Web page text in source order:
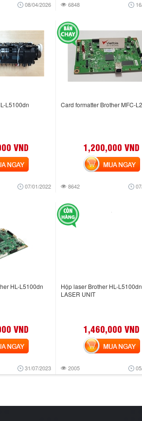
08/04/2026 6848
L5100dn
VND
07/01/2022
Card formatter Brother MFC-
1,200,000 VND
8642
MUA NGAY
HL-L5100dn
VND
31/07/2023
Hộp laser Brother HL-L5100dn
LASER UNIT
1,460,000 VND
2005
MUA NGAY